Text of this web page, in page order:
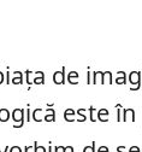
de
este